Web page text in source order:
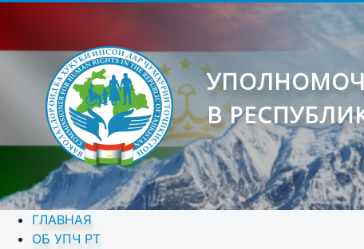
В
ГЛАВНАЯ
ОБ УПЧ РТ